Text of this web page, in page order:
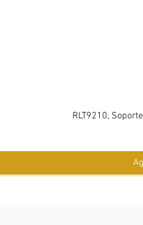
RLT9210,